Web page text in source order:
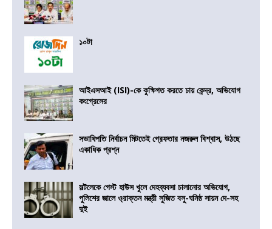
১০টা
আইএসআই (ISI)-কে কুক্ষিগত করতে চায় কেন্দ্র, অভিযোগ
কংগ্রেসের
সভাধিপতি নির্বাচন মিটতেই গ্রেফতার নজরুল বিশ্বাস, উঠছে
একাধিক প্রশ্ন
সল্টলেকে গেস্ট হাউস খুলে দেহব্যবসা চালানোর অভিযোগ,
পুলিশের জালে ও্রাক্তন মন্ত্রী সুজিত বসু-ঘনিষ্ঠ সায়ন দে-সহ
দুই